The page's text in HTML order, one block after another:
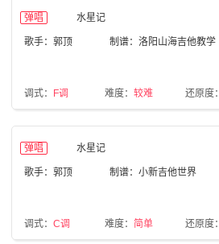
弹唱 水星记
歌手：郭顶 制谱：洛阳山海吉他教学
调式： F调 难度： 较难 还原度：
弹唱 水星记
歌手：郭顶 制谱：小新吉他世界
调式： C调 难度： 简单 还原度：